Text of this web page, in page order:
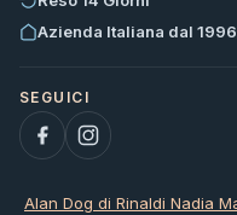
Azienda Italiana dal 1996
Alan Dog di Rinaldi Nadia